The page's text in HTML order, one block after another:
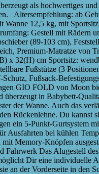
als hochwertiges
Altersempfehlung: ab
12,5 kg, mit
Gestell mit Rädern
(89-103 cm),
Premium-Matratze von
32(H) cm Sportsitz:
Fußstütze (3
Fußsack-
GIO FOLD von Moon
in Babybett-
der Wanne. Auch das
Rückenlehne. Du kannst
ein 5-Punkt-Gurtsystem
Ausfahrten bei kühlen
mit Memory-Knöpfen
Das Alugestell
Dir eine individuelle
an der Vorderseite in den